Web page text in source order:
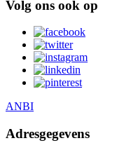
Volg ons ook op
ANBI
Adresgegevens